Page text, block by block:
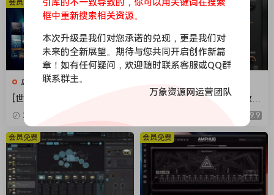
虚拟乐器
[世界一流的虚拟乐器插件套
装] AIR Music Technology In
struments Bundle 2025-R2
R [WiN]（5.92GB）
2026-05-03
会员免费
[现代混音必备高响度削波效果
插件] Audioloom Maciel Aud
io Deux Clipper v1.0.0 [WiN,
MacOSX]（34.5MB+145MB)
9.9
会员免费
会员免费 会员免费
框中重新搜索相关资源。
本次升级是我们对您承诺的兑现，更是我们对
未来的全新展望。期待与您共同开启创作新篇
章！如有任何疑问，欢迎随时联系客服或QQ群
联系群主。
万象资源网运营团队